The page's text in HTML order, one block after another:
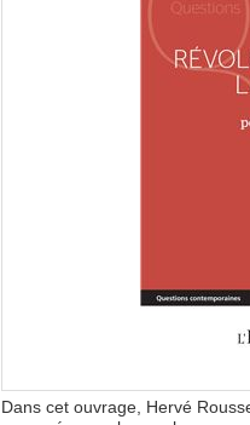
Dans cet ouvrage, Hervé